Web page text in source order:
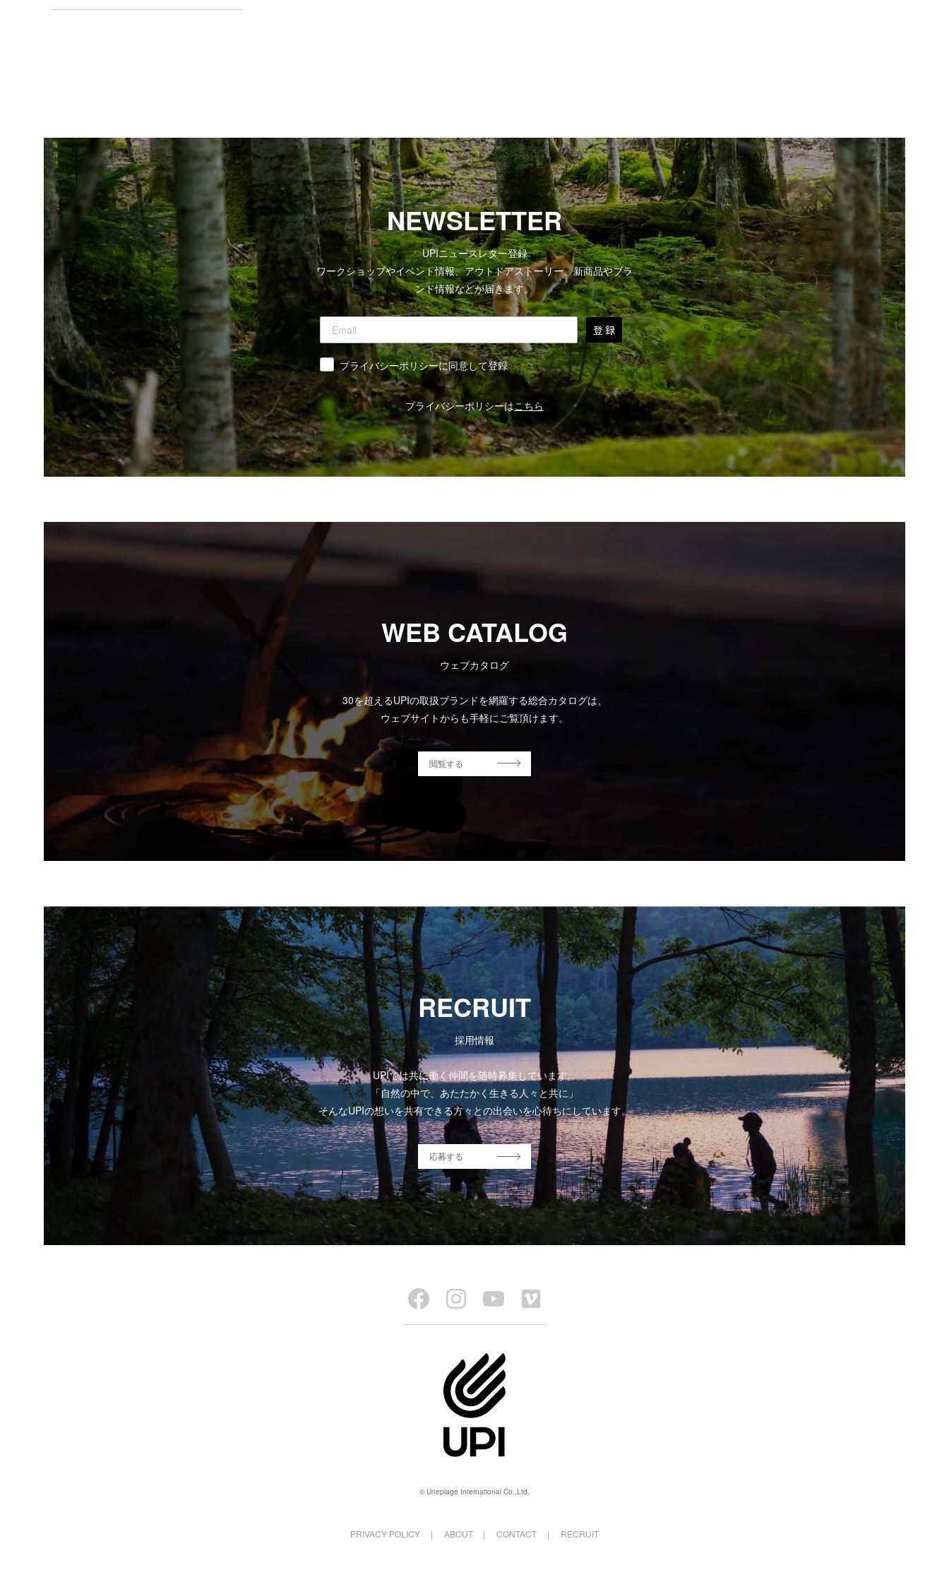
NEWSLETTER
UPIニュースレター登録
ワークショップやイベント情報、アウトドアストーリー、新商品やブラ
ンド情報などが届きます。
登 録
同意プライバシーポリシーに同意して登録
プライバシーポリシーはこちら
WEB CATALOG
ウェブカタログ
30を超えるUPIの取扱ブランドを網羅する総合カタログは、
ウェブサイトからも手軽にご覧頂けます。
閲覧する
RECRUIT
採用情報
UPIでは共に働く仲間を随時募集しています。
「自然の中で、あたたかく生きる人々と共に」
そんなUPIの想いを共有できる方々との出会いを心待ちにしています。
応募する
© Uneplage International Co.,Ltd.
PRIVACY POLICY ABOUT CONTACT RECRUIT